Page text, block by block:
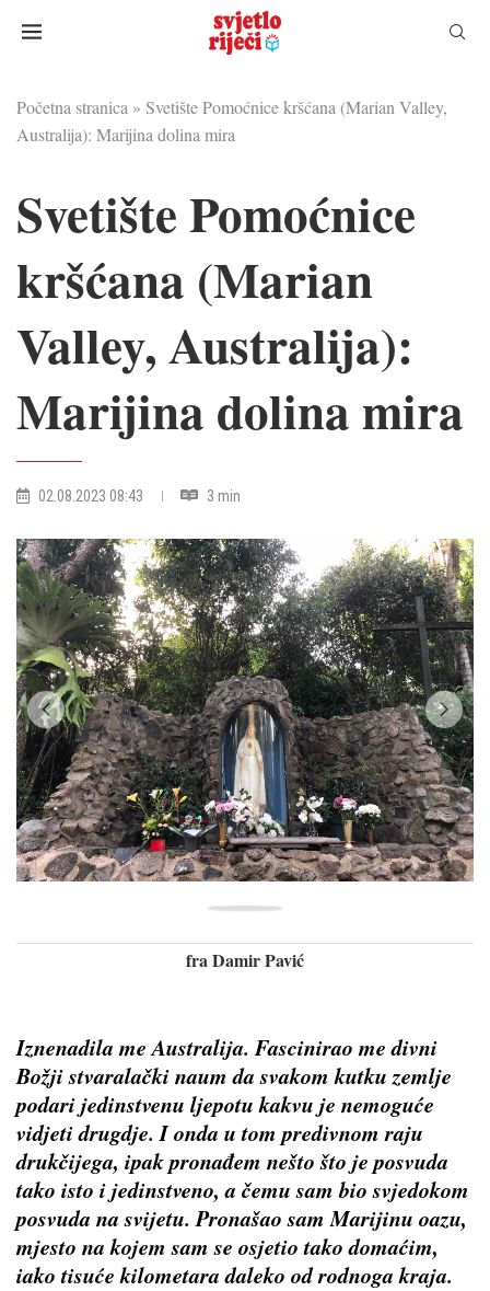
Početna stranica » Svetište Pomoćnice kršćana (Marian Valley,
Australija): Marijina dolina mira
Svetište Pomoćnice
kršćana (Marian
Valley, Australija):
Marijina dolina mira
02.08.2023 08:43 3 min
fra Damir Pavić
Iznenadila me Australija. Fascinirao me divni
Božji stvaralački naum da svakom kutku zemlje
podari jedinstvenu ljepotu kakvu je nemoguće
vidjeti drugdje. I onda u tom predivnom raju
drukčijega, ipak pronađem nešto što je posvuda
tako isto i jedinstveno, a čemu sam bio svjedokom
posvuda na svijetu. Pronašao sam Marijinu oazu,
mjesto na kojem sam se osjetio tako domaćim,
iako tisuće kilometara daleko od rodnoga kraja.